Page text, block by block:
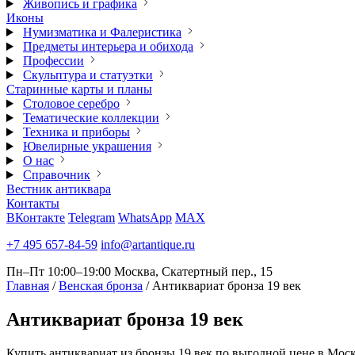
Живопись и графика
Иконы
Нумизматика и Фалеристика
Предметы интерьера и обихода
Профессии
Скульптура и статуэтки
Старинные карты и планы
Столовое серебро
Тематические коллекции
Техника и приборы
Ювелирные украшения
О нас
Справочник
Вестник антиквара
Контакты
ВКонтакте Telegram WhatsApp MAX
+7 495 657-84-59 info@artantique.ru
Пн–Пт 10:00–19:00 Москва, Скатертный пер., 15
Главная / Венская бронза / Антиквариат бронза 19 век
Антиквариат бронза 19 век